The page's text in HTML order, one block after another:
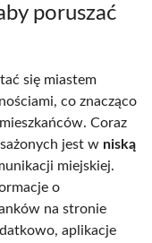
poruszać
się miastem
co znacząco
Coraz
jest w niską
miejskiej.
o
na stronie
aplikacje